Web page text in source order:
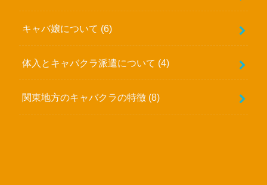
キャバ嬢について (6)
体入とキャバクラ派遣について (4)
関東地方のキャバクラの特徴 (8)